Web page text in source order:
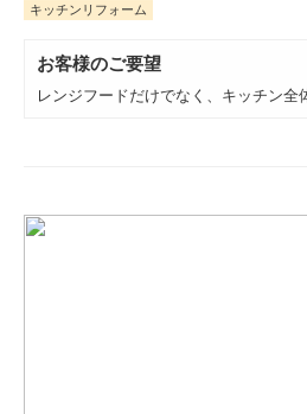
キッチンリフォーム
お客様のご要望
レンジフードだけでなく、キッチン全